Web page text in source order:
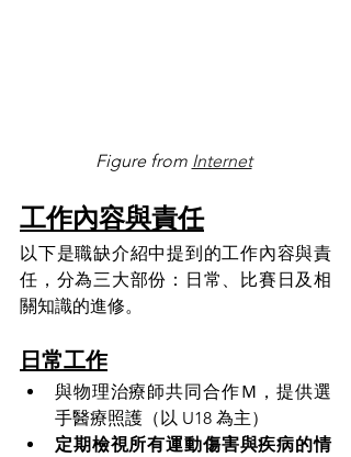
Figure from Internet
工作內容與責任
以下是職缺介紹中提到的工作內容與責
任，分為三大部份：日常、比賽日及相
關知識的進修。
日常工作
與物理治療師共同合作Ｍ，提供選
手醫療照護（以 U18 為主）
定期檢視所有運動傷害與疾病的情